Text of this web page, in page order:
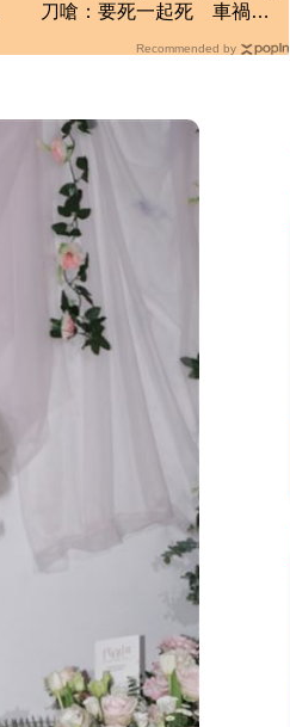
刀嗆：要死一起死 車禍
Recommended by